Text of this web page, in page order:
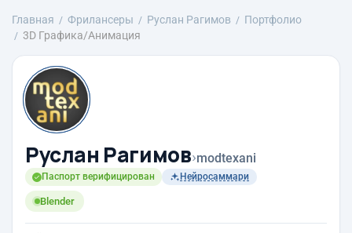
Главная Фрилансеры Руслан Рагимов
Портфолио
3D Графика/Анимация
Руслан Рагимов›modtexani
Паспорт верифицирован Нейросаммари
Blender